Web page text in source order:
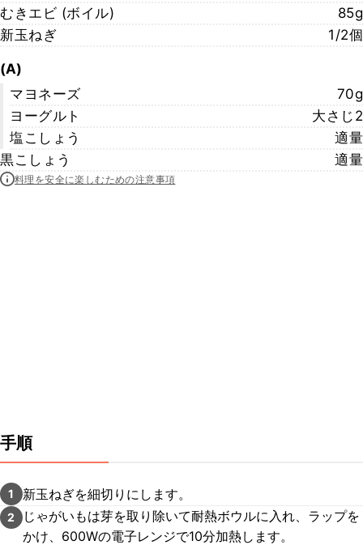
むきエビ (ボイル)
85g
新玉ねぎ
1/2個
(A)
マヨネーズ
70g
ヨーグルト
大さじ2
塩こしょう
適量
黒こしょう
適量
料理を安全に楽しむための注意事項
手順
1 新玉ねぎを細切りにします。
2
じゃがいもは芽を取り除いて耐熱ボウルに入れ、ラップを
かけ、600Wの電子レンジで10分加熱します。